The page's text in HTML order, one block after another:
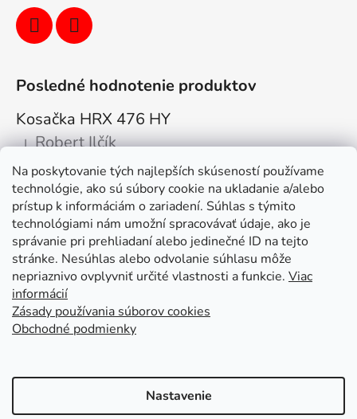
Na poskytovanie tých najlepších skúseností používame
technológie, ako sú súbory cookie na ukladanie a/alebo
prístup k informáciám o zariadení. Súhlas s týmito
technológiami nám umožní spracovávať údaje, ako je
správanie pri prehliadaní alebo jedinečné ID na tejto
stránke. Nesúhlas alebo odvolanie súhlasu môže
nepriaznivo ovplyvniť určité vlastnosti a funkcie. Viac
informácií
Zásady používania súborov cookies
Obchodné podmienky
Nastavenie
Posledné hodnotenie produktov
Kosačka HRX 476 HY
Hodnotenie produktu je 5 z 5 hviezdičiek.
| Robert Ilčík
Super. Odporúčam
Facebook
Kolex, s.r.o. - webstránka
Honda Linked In Youtube KOLEX